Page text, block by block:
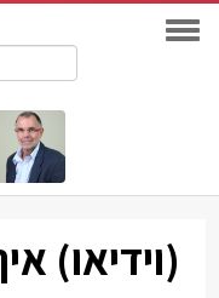
(וידיאו)